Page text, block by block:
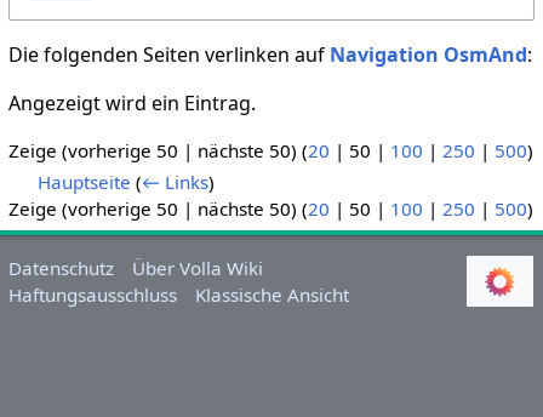
Die folgenden Seiten verlinken auf Navigation OsmAnd:
Angezeigt wird ein Eintrag.
Zeige (vorherige 50 | nächste 50) (20 | 50 | 100 | 250 | 500)
Hauptseite (← Links)
Zeige (vorherige 50 | nächste 50) (20 | 50 | 100 | 250 | 500)
Datenschutz
Über Volla Wiki
Haftungsausschluss
Klassische Ansicht